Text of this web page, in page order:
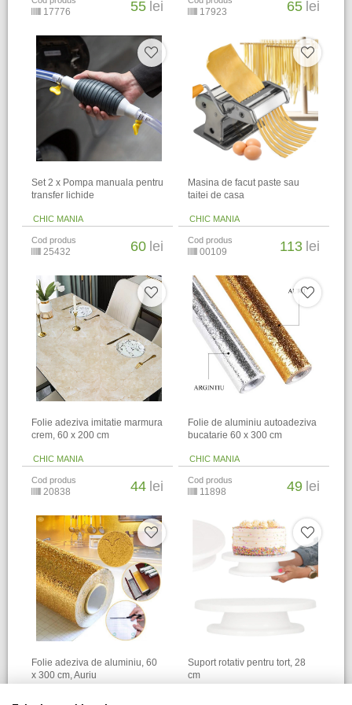
17776 55 lei 17923 65 lei
Set 2 x Pompa manuala pentru
transfer lichide
CHIC MANIA
Cod produs
25432 60 lei
Masina de facut paste sau
taitei de casa
CHIC MANIA
Cod produs
00109 113 lei
Folie adeziva imitatie marmura
crem, 60 x 200 cm
CHIC MANIA
Cod produs
20838 44 lei
Folie de aluminiu autoadeziva
bucatarie 60 x 300 cm
CHIC MANIA
Cod produs
11898 49 lei
Folie adeziva de aluminiu, 60
x 300 cm, Auriu
Suport rotativ pentru tort, 28
cm